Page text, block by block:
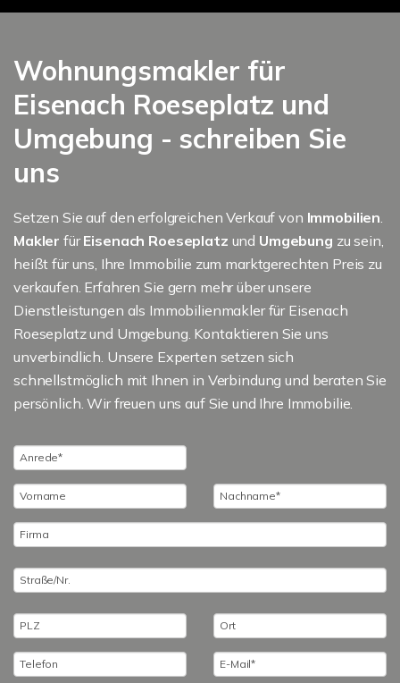
Wohnungsmakler für
Eisenach Roeseplatz und
Umgebung - schreiben Sie
uns
Setzen Sie auf den erfolgreichen Verkauf von Immobilien
Makler fürEisenach Roeseplatz und Umgebung zu sein,
heißt für uns, Ihre Immobilie zum marktgerechten Preis zu
verkaufen. Erfahren Sie gern mehr über unsere
Dienstleistungen als Immobilienmakler für Eisenach
Roeseplatz und Umgebung. Kontaktieren Sie uns
unverbindlich. Unsere Experten setzen sich
schnellstmöglich mit Ihnen in Verbindung und beraten Sie
persönlich. Wir freuen uns auf Sie und Ihre Immobilie.